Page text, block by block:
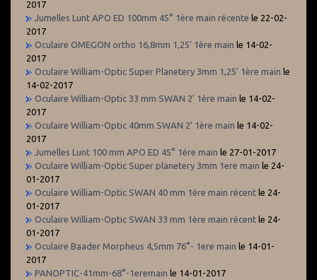
2017
Jumelles Lunt APO ED 100mm 45° 1ère main récente le 22-02-
2017
Oculaire OMEGON ortho 16,8mm 1,25' 1ère main le 14-02-
2017
Oculaire William-Optic Super Planetery 3mm 1,25' 1ère main le
14-02-2017
Oculaire William-Optic 33 mm SWAN 2' 1ère main le 14-02-
2017
Oculaire William-Optic 40mm SWAN 2' 1ère main le 14-02-
2017
Jumelles Lunt 100 mm APO ED 45° 1ére main le 27-01-2017
Oculaire William-Optic Super planetery 3mm 1ere main le 24-
01-2017
Oculaire William-Optic SWAN 40 mm 1ére main récent le 24-
01-2017
Oculaire William-Optic SWAN 33 mm 1ère main récent le 24-
01-2017
Oculaire Baader Morpheus 4,5mm 76°- 1ere main le 14-01-
2017
PANOPTIC-41mm-68°-1eremain le 14-01-2017